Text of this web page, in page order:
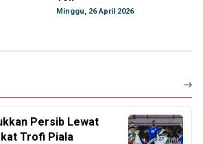
Minggu, 26 April 2026
Persib Lewat
Trofi Piala